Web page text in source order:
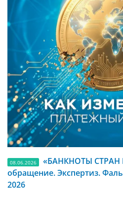
08.06.2026
«БАНКНОТЫ
обращение. Экспертиз.
2026